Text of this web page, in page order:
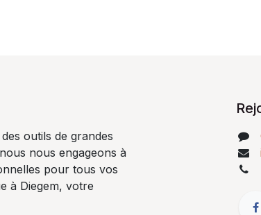
outils de grandes
nous engageons à
pour tous vos
à Diegem, votre